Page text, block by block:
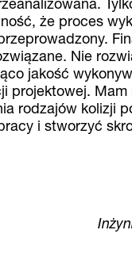
że proces
Nie
jakość
projektowej. Mam
rodzajów kolizji
i stworzyć